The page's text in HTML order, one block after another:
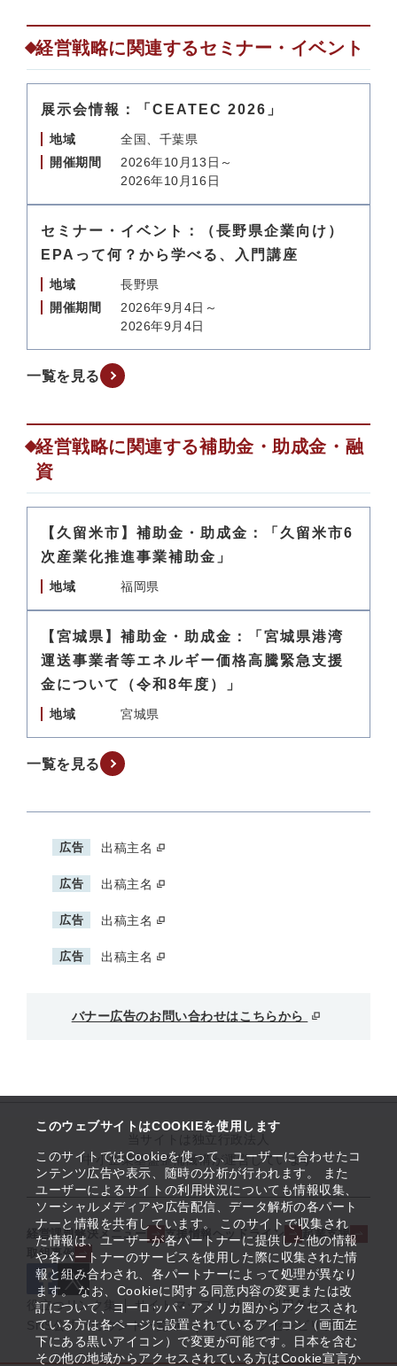
このウェブサイトはCOOKIEを使用します
このサイトではCookieを使って、ユーザーに合わせたコ
ンテンツ広告や表示、随時の分析が行われます。 また
ユーザーによるサイトの利用状況についても情報収集、
ソーシャルメディアや広告配信、データ解析の各パート
ナーと情報を共有しています。 このサイトで収集され
た情報は、ユーザーが各パートナーに提供した他の情報
や各パートナーのサービスを使用した際に収集された情
報と組み合わされ、各パートナーによって処理が異なり
ます。 なお、Cookieに関する同意内容の変更または改
訂について、ヨーロッパ・アメリカ圏からアクセスされ
ている方は各ページに設置されているアイコン（画面左
下にある黒いアイコン）で変更が可能です。日本を含む
その他の地域からアクセスされている方はCookie宣言か
経営戦略に関連するセミナー・イベント
展示会情報：「CEATEC 2026」
地域
全国、千葉県
開催期間
2026年10月13日～
2026年10月16日
セミナー・イベント：（長野県企業向け）
EPAって何？から学べる、入門講座
地域
長野県
開催期間
2026年9月4日～
2026年9月4日
一覧を見る
経営戦略に関連する補助金・助成金・融
資
【久留米市】補助金・助成金：「久留米市6
次産業化推進事業補助金」
地域 福岡県
【宮城県】補助金・助成金：「宮城県港湾
運送事業者等エネルギー価格高騰緊急支援
金について（令和8年度）」
地域 宮城県
一覧を見る
広告 出稿主名
広告 出稿主名
広告 出稿主名
広告 出稿主名
バナー広告のお問い合わせはこちらから
中小企業基盤整備機構が運営しています
経営課題解決メニュー 支援情報ヘッドライン
起業支援
取組事例
役立つリンク集 サイトマップ
サイト利用条件
SNS公式アカウント一覧
ウェブアクセシビリティ